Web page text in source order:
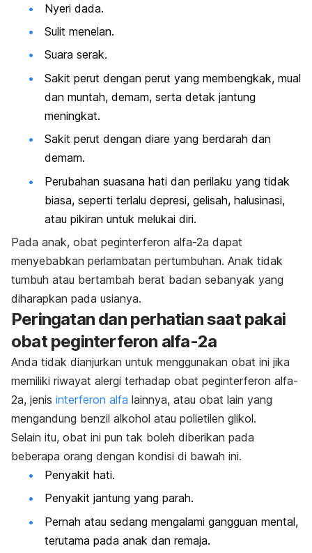
Nyeri dada.
Sulit menelan.
Suara serak.
Sakit perut dengan perut yang membengkak, mual
dan muntah, demam, serta detak jantung
meningkat.
Sakit perut dengan diare yang berdarah dan
demam.
Perubahan suasana hati dan perilaku yang tidak
biasa, seperti terlalu depresi, gelisah, halusinasi,
atau pikiran untuk melukai diri.
Pada anak, obat peginterferon alfa-2a dapat
menyebabkan perlambatan pertumbuhan. Anak tidak
tumbuh atau bertambah berat badan sebanyak yang
diharapkan pada usianya.
Peringatan dan perhatian saat pakai
obat peginterferon alfa-2a
Anda tidak dianjurkan untuk menggunakan obat ini jika
memiliki riwayat alergi terhadap obat peginterferon alfa-
2a, jenis interferon alfa lainnya, atau obat lain yang
mengandung benzil alkohol atau polietilen glikol.
Selain itu, obat ini pun tak boleh diberikan pada
beberapa orang dengan kondisi di bawah ini.
Penyakit hati.
Penyakit jantung yang parah.
Pernah atau sedang mengalami gangguan mental,
terutama pada anak dan remaja.